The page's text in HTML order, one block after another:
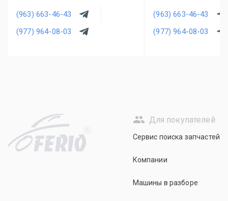
(963) 663-46-43
(977) 964-08-03
(963) 663-46-43
(977) 964-08-03
R
Для покупателей
Сервис поиска запчастей
Компании
Машины в разборе